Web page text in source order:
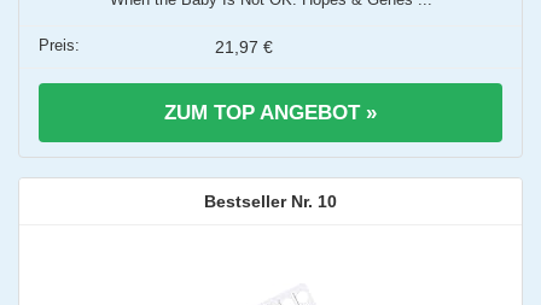
21,97 €
ZUM TOP ANGEBOT »
10